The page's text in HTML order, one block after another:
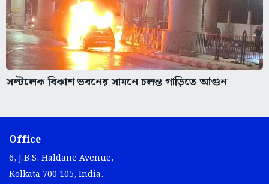
সল্টলেক বিকাশ ভবনের সামনে চলন্ত গাড়িতে আগুন
Office
6, J.B.S. Haldane Avenue,
Kolkata 700 105, India.